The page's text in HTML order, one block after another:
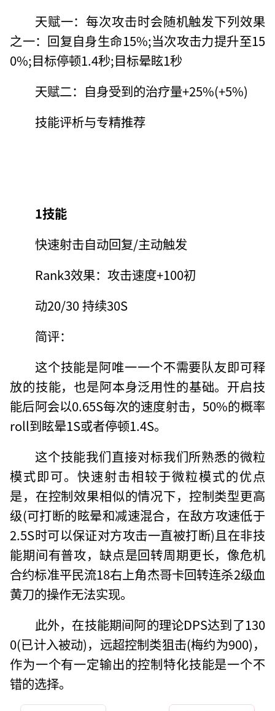
天赋一：每次攻击时会随机触发下列效果
之一：回复自身生命15%;当次攻击力提升至15
0%;目标停顿1.4秒;目标晕眩1秒
天赋二：自身受到的治疗量+25%(+5%)
技能评析与专精推荐
1技能
快速射击自动回复/主动触发
Rank3效果：攻击速度+100初
动20/30 持续30S
简评：
这个技能是阿唯一一个不需要队友即可释
放的技能，也是阿本身泛用性的基础。开启技
能后阿会以0.65S每次的速度射击，50%的概率
roll到眩晕1S或者停顿1.4S。
这个技能我们直接对标我们所熟悉的微粒
模式即可。快速射击相较于微粒模式的优点
是，在控制效果相似的情况下，控制类型更高
级(可打断的眩晕和减速混合，在敌方攻速低于
2.5S时可以保证对方攻击一直被打断)且在非技
能期间有普攻，缺点是回转周期更长，像危机
合约标准平民流18右上角杰哥卡回转连杀2级血
黄刀的操作无法实现。
此外，在技能期间阿的理论DPS达到了130
0(已计入被动)，远超控制类狙击(梅约为900)，
作为一个有一定输出的控制特化技能是一个不
错的选择。